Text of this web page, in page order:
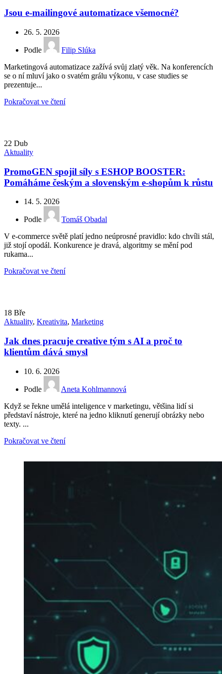
Jsou e-mailingové automatizace všemocné?
26. 5. 2026
Podle
Filip Slúka
Marketingová automatizace zažívá svůj zlatý věk. Na konferencích
se o ní mluví jako o svatém grálu výkonu, v case studies se
prezentuje...
Pokračovat ve čtení
22 Dub
Aktuality
PromoGEN spojil síly s ESHOP BOOSTER:
Pomáháme českým a slovenským e-shopům k růstu
14. 5. 2026
Podle
Tomáš Obadal
V e-commerce světě platí jedno neúprosné pravidlo: kdo chvíli stál,
již stojí opodál. Konkurence je dravá, algoritmy se mění pod
rukama...
Pokračovat ve čtení
18 Bře
Aktuality, Kreativita, Marketing
Jak dnes pracuje creative tým s AI a proč to
klientům dává smysl
10. 6. 2026
Podle
Aneta Kohlmannová
Když se řekne umělá inteligence v marketingu, většina lidí si
představí nástroje, které na jedno kliknutí generují obrázky nebo
texty. ...
Pokračovat ve čtení